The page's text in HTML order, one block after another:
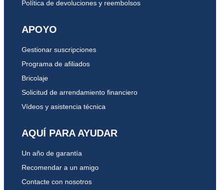
Política de devoluciones y reembolsos
APOYO
Gestionar suscripciones
Programa de afiliados
Bricolaje
Solicitud de arrendamiento financiero
Vídeos y asistencia técnica
AQUÍ PARA AYUDAR
Un año de garantía
Recomendar a un amigo
Contacte con nosotros